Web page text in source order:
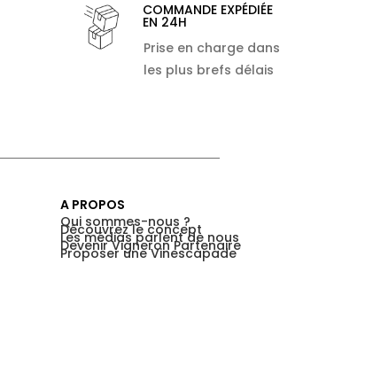
COMMANDE EXPÉDIÉE
EN 24H
Prise en charge dans
les plus brefs délais
A PROPOS
Qui sommes-nous ?
Découvrez le concept
Les médias parlent de nous
Devenir Vigneron Partenaire
Proposer une Vinescapade